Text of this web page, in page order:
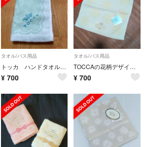
タオル/バス用品
トッカ ハンドタオル ゲストタオル
¥ 700
タオル/バス用品
TOCCAの花柄デザインTOCCAの花柄デザインウォッシュタオル
¥ 700